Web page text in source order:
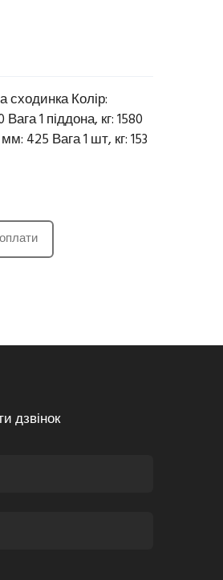
сходинка Колір:
1 піддона, кг: 1580
425 Вага 1 шт, кг: 153
дзвінок